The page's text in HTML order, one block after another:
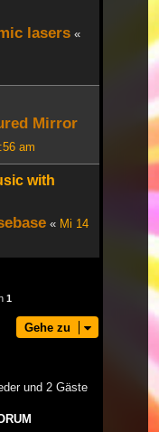
lasers «
Mirror
am
with
« Mi 14
1
Gehe zu
und 2 Gäste